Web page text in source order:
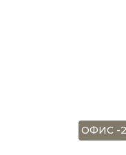
ОФИС -